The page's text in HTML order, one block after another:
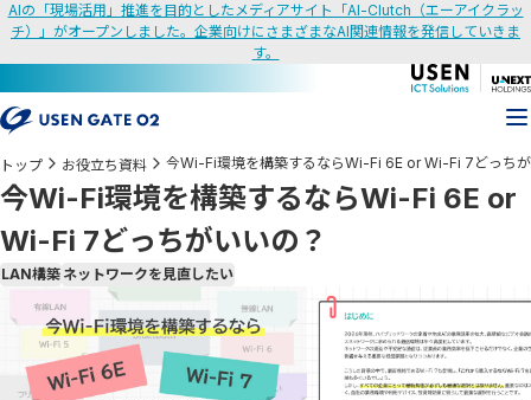
AIの「現場活用」推進を目的としたメディアサイト「AI-Clutch（エーアイクラッ
チ）」がオープンしました。企業向けにさまざまなAI関連情報を発信していきま
す。
トップ お役立ち資料 今Wi-Fi環境を構築するならWi-Fi 6E or Wi-Fi 7どっち
今Wi-Fi環境を構築するならWi-Fi 6E or
Wi-Fi 7どっちがいいの？
LAN構築 ネットワークを見直したい